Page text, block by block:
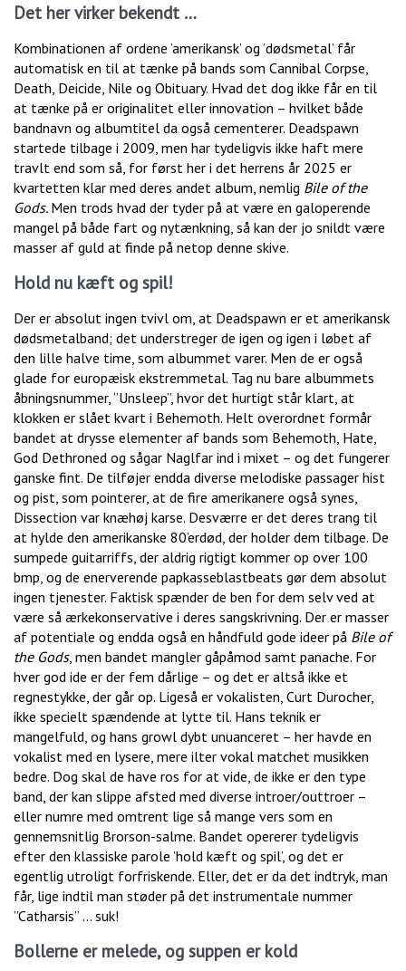
Det her virker bekendt …
Kombinationen af ordene ’amerikansk’ og ’dødsmetal’ får
automatisk en til at tænke på bands som Cannibal Corpse,
Death, Deicide, Nile og Obituary. Hvad det dog ikke får en til
at tænke på er originalitet eller innovation – hvilket både
bandnavn og albumtitel da også cementerer. Deadspawn
startede tilbage i 2009, men har tydeligvis ikke haft mere
travlt end som så, for først her i det herrens år 2025 er
kvartetten klar med deres andet album, nemlig Bile of the
Gods. Men trods hvad der tyder på at være en galoperende
mangel på både fart og nytænkning, så kan der jo snildt være
masser af guld at finde på netop denne skive.
Hold nu kæft og spil!
Der er absolut ingen tvivl om, at Deadspawn er et amerikansk
dødsmetalband; det understreger de igen og igen i løbet af
den lille halve time, som albummet varer. Men de er også
glade for europæisk ekstremmetal. Tag nu bare albummets
åbningsnummer, ”Unsleep”, hvor det hurtigt står klart, at
klokken er slået kvart i Behemoth. Helt overordnet formår
bandet at drysse elementer af bands som Behemoth, Hate,
God Dethroned og sågar Naglfar ind i mixet – og det fungerer
ganske fint. De tilføjer endda diverse melodiske passager hist
og pist, som pointerer, at de fire amerikanere også synes,
Dissection var knæhøj karse. Desværre er det deres trang til
at hylde den amerikanske 80’erdød, der holder dem tilbage. De
sumpede guitarriffs, der aldrig rigtigt kommer op over 100
bmp, og de enerverende papkasseblastbeats gør dem absolut
ingen tjenester. Faktisk spænder de ben for dem selv ved at
være så ærkekonservative i deres sangskrivning. Der er masser
af potentiale og endda også en håndfuld gode ideer på Bile of
the Gods, men bandet mangler gåpåmod samt panache. For
hver god ide er der fem dårlige – og det er altså ikke et
regnestykke, der går op. Ligeså er vokalisten, Curt Durocher,
ikke specielt spændende at lytte til. Hans teknik er
mangelfuld, og hans growl dybt unuanceret – her havde en
vokalist med en lysere, mere ilter vokal matchet musikken
bedre. Dog skal de have ros for at vide, de ikke er den type
band, der kan slippe afsted med diverse introer/outtroer –
eller numre med omtrent lige så mange vers som en
gennemsnitlig Brorson-salme. Bandet opererer tydeligvis
efter den klassiske parole ’hold kæft og spil’, og det er
egentlig utroligt forfriskende. Eller, det er da det indtryk, man
får, lige indtil man støder på det instrumentale nummer
”Catharsis” … suk!
Bollerne er melede, og suppen er kold